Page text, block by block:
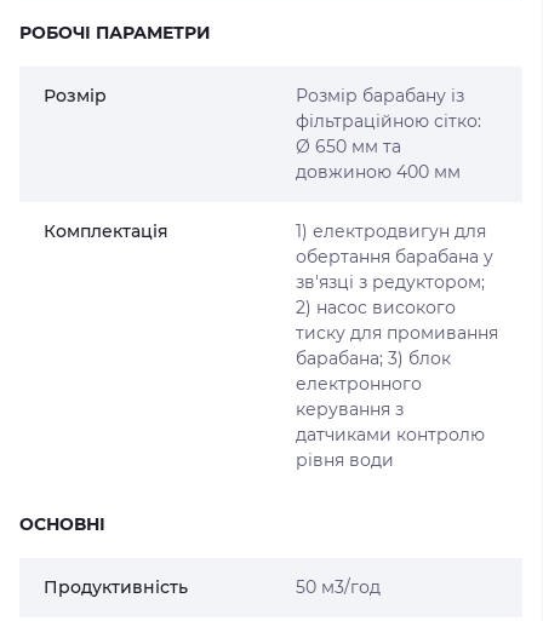
РОБОЧІ ПАРАМЕТРИ
Розмір
Розмір барабану із
фільтраційною сітко:
Ø 650 мм та
довжиною 400 мм
Комплектація
1) електродвигун для
обертання барабана у
зв'язці з редуктором;
2) насос високого
тиску для промивання
барабана; 3) блок
електронного
керування з
датчиками контролю
рівня води
ОСНОВНІ
Продуктивність 50 м3/год